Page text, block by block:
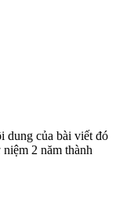
dung của bài viết đó
2 năm thành